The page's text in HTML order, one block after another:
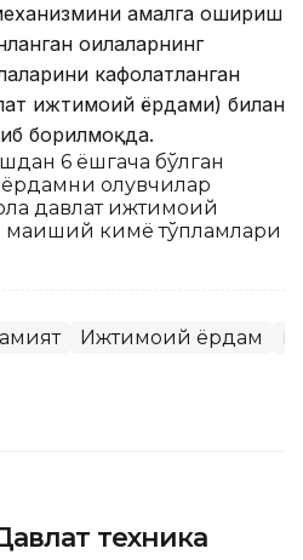
амалга ошириш
оилаларнинг
кафолатланган
ижтимоий ёрдами) билан
борилмоқда.
6 ёшгача бўлган
олувчилар
давлат ижтимоий
маиший кимё тўпламлари
Ижтимоий ёрдам
техника